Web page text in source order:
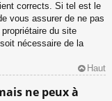
corrects. Si tel est le
vous assurer de ne pas
du site
nécessaire de la
Haut
ne peux à